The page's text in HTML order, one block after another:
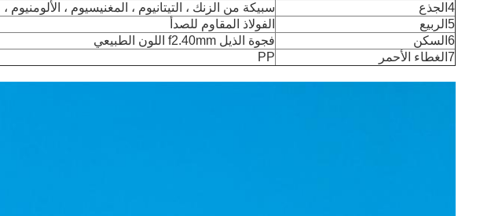
4الجذع
سبيكة من الزنك ، التيتانيوم ، المغنيسيوم ، الألومنيوم ،
5الربيع
الفولاذ المقاوم للصدأ
6السكن
فجوة الذيل f2.40mm اللون الطبيعي
7الغطاء الأحمر
PP